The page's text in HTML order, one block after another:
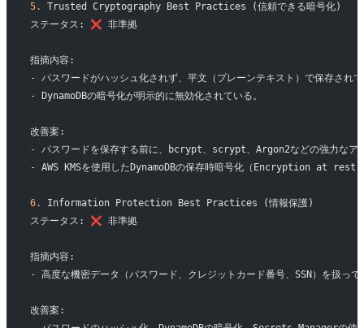
5.
Trusted Cryptography Best Practices (信頼できる暗号化)
ステータス: ❌ 非準拠
指摘内容:
- パスワードがハッシュ化されず、平文（プレーンテキスト）で保存され
- DynamoDBの暗号化が明示的に無効化されている。
改善案:
- パスワードを保存する前に、bcrypt、scrypt、Argon2などの強力なア
- AWS KMSを使用したDynamoDBの保存時暗号化（Encryption at rest
6.
Information Protection Best Practices (情報保護)
ステータス: ❌ 非準拠
指摘内容:
- 高度な機密データ（パスワード、クレジットカード番号、SSN）を扱っ
改善案: